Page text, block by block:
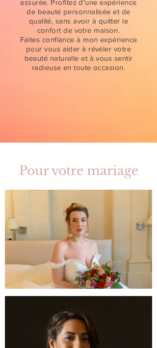
assurée. Profitez d'une expérience
de beauté personnalisée et de
qualité, sans avoir à quitter le
confort de votre maison.
Faites confiance à mon expérience
pour vous aider à révéler votre
beauté naturelle et à vous sentir
radieuse en toute occasion.
Pour votre mariage